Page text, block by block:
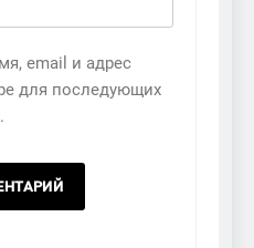
email и адрес
для последующих